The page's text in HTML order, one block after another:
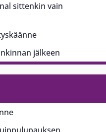
sittenkin vain
jälkeen